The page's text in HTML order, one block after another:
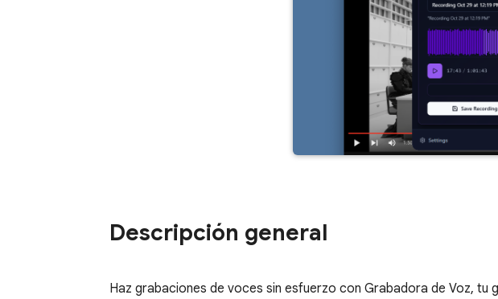
Descripción general
Haz grabaciones de voces sin esfuerzo con Grabadora de Voz,